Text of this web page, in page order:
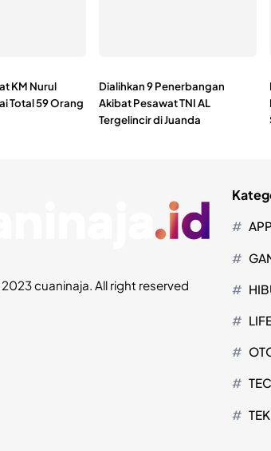
KM Nurul
Total 59 Orang
Dialihkan 9 Penerbangan
Akibat Pesawat TNI AL
Tergelincir di Juanda
cuaninaja. All right reserved